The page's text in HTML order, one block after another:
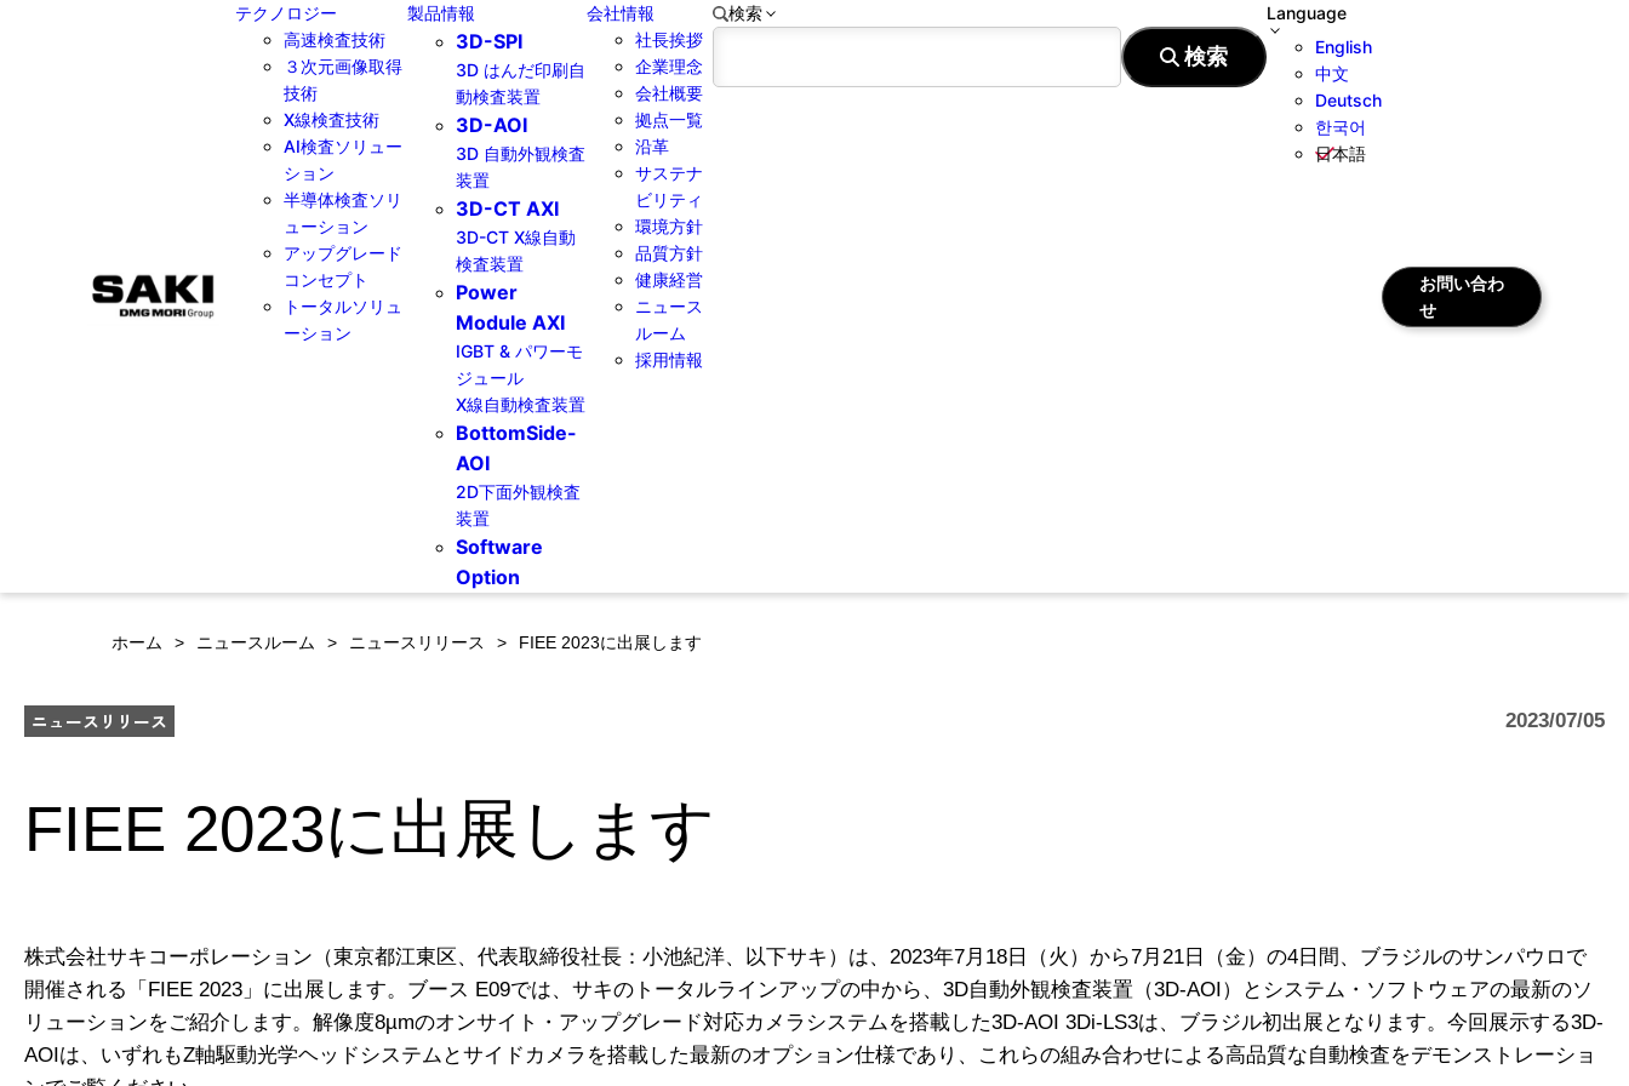
テクノロジー
高速検査技術
３次元画像取得
技術
X線検査技術
AI検査ソリュー
ション
半導体検査ソリ
ューション
アップグレード
コンセプト
トータルソリュ
ーション
製品情報
3D-SPI
3D はんだ印刷自
動検査装置
3D-AOI
3D 自動外観検査
装置
3D-CT AXI
3D-CT X線自動
検査装置
Power
Module AXI
IGBT & パワーモ
ジュール
X線自動検査装置
BottomSide-
AOI
2D下面外観検査
装置
Software
Option
会社情報
社長挨拶
企業理念
会社概要
拠点一覧
沿革
サステナ
ビリティ
環境方針
品質方針
健康経営​
ニュース
ルーム
採用情報
検索
Language
English
中文
Deutsch
한국어
日本語
お問い合わ
せ
ホーム ニュースルーム ニュースリリース FIEE 2023に出展します
ニュースリリース 2023/07/05
FIEE 2023に出展します
株式会社サキコーポレーション（東京都江東区、代表取締役社長：小池紀洋、以下サキ）は、2023年7月18日（火）から7月21日（金）の4日間、ブラジルのサンパウロで
開催される「FIEE 2023」に出展します。ブース E09では、サキのトータルラインアップの中から、3D自動外観検査装置（3D-AOI）とシステム・ソフトウェアの最新のソ
リューションをご紹介します。解像度8µmのオンサイト・アップグレード対応カメラシステムを搭載した3D-AOI 3Di-LS3は、ブラジル初出展となります。今回展示する3D-
AOIは、いずれもZ軸駆動光学ヘッドシステムとサイドカメラを搭載した最新のオプション仕様であり、これらの組み合わせによる高品質な自動検査をデモンストレーショ